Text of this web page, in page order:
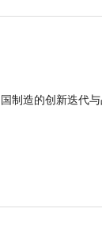
制造的创新迭代